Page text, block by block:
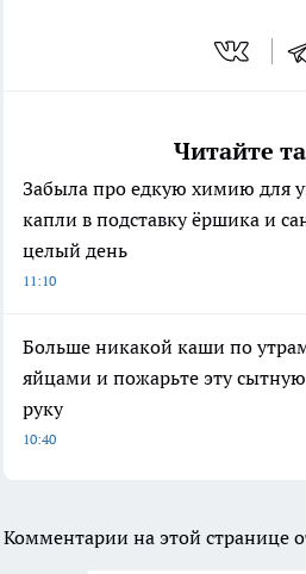
Читайте
Забыла про едкую химию для
капли в подставку ёршика и
целый день
11:10
Больше никакой каши по
яйцами и пожарьте эту
руку
10:40
Комментарии на этой странице